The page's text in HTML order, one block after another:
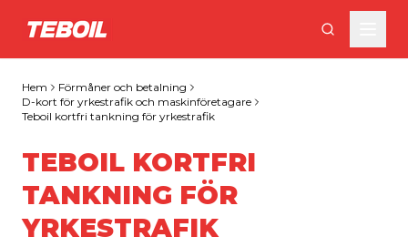
Gå till huvudinnehållet
Hem
Förmåner och betalning
D-kort för yrkestrafik och maskinföretagare
Teboil kortfri tankning för yrkestrafik
TEBOIL KORTFRI
TANKNING FÖR
YRKESTRAFIK